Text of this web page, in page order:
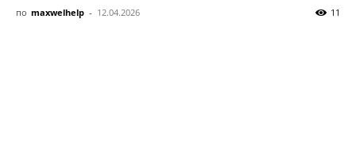
по maxwelhelp - 12.04.2026 11